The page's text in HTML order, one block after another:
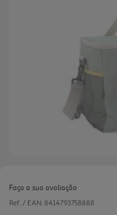
Faça a sua avaliação
Ref. / EAN: 8414793758888